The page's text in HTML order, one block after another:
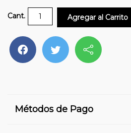
Cant. Agregar al Carrito
Métodos de Pago